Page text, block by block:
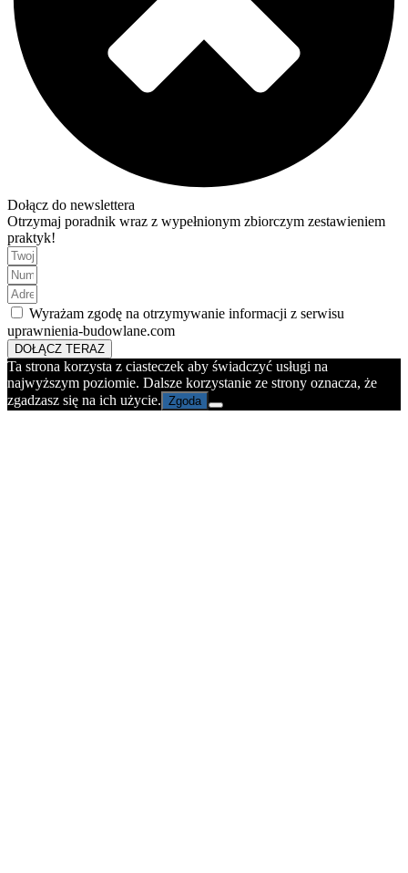
Dołącz do newslettera
Otrzymaj poradnik wraz z wypełnionym zbiorczym zestawieniem
praktyk!
Wyrażam zgodę na otrzymywanie informacji z serwisu
uprawnienia-budowlane.com
DOŁĄCZ TERAZ
Ta strona korzysta z ciasteczek aby świadczyć usługi na
najwyższym poziomie. Dalsze korzystanie ze strony oznacza, że
zgadzasz się na ich użycie. Zgoda